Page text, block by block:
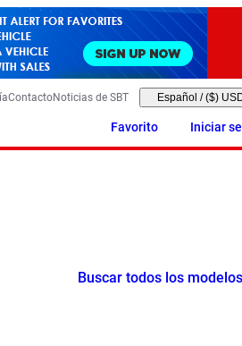
ContactoNoticias de SBT Español / ($)
Favorito Iniciar
Buscar todos los modelos